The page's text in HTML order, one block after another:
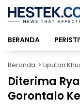
Langsung
konten
BERANDA
Beranda Liputan
Diterima
Gorontalo